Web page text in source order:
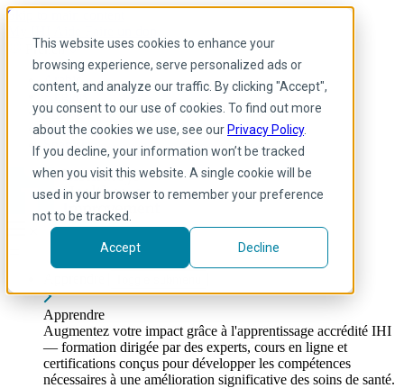
This website uses cookies to enhance your
browsing experience, serve personalized ads or
content, and analyze our traffic. By clicking "Accept",
you consent to our use of cookies. To find out more
about the cookies we use, see our Privacy Policy.
If you decline, your information won’t be tracked
when you visit this website. A single cookie will be
used in your browser to remember your preference
not to be tracked.
Accept Decline
Skip to main content
French
Arabic
Anglais
Français
Portuguese
Spanish
Apprendre
Augmentez votre impact grâce à l'apprentissage accrédité IHI
— formation dirigée par des experts, cours en ligne et
certifications conçus pour développer les compétences
nécessaires à une amélioration significative des soins de santé.